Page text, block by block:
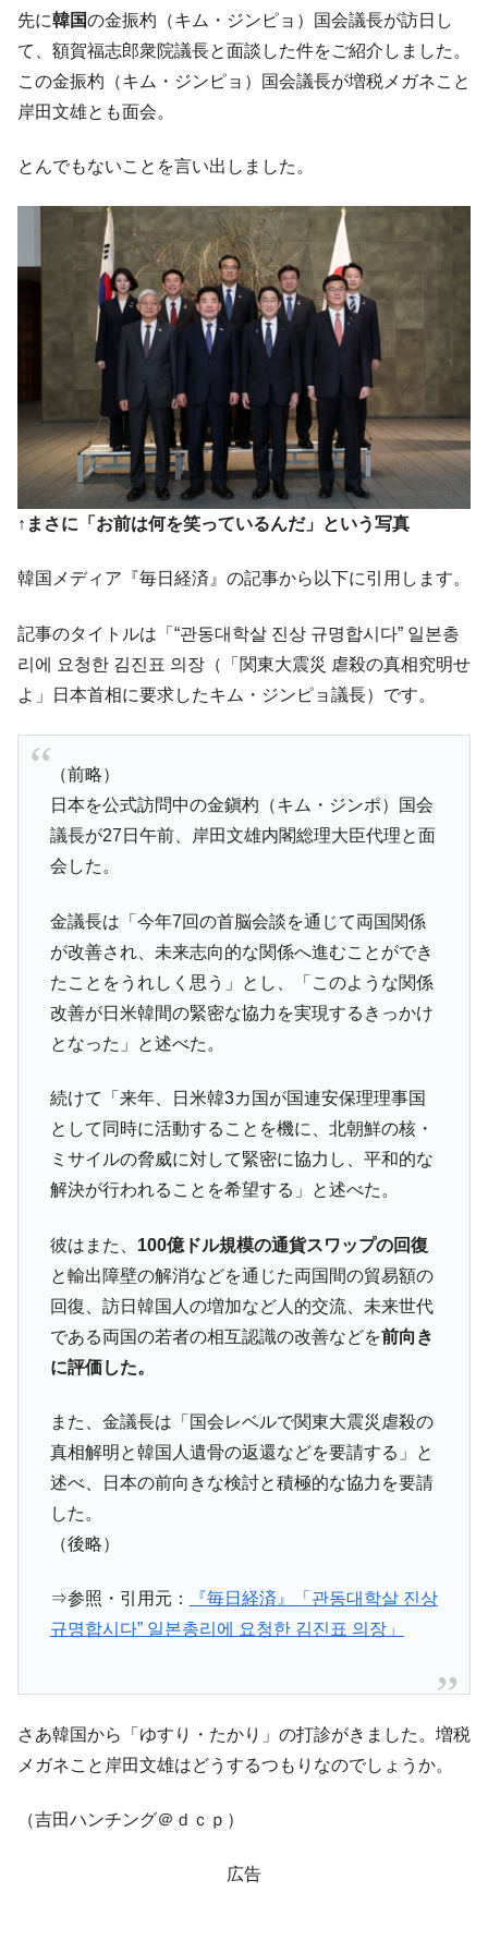
す」⇒「金を経由するドル入手」手段ではないのか？
『Money1』
韓国･外為取引量「1日当たり1,214.4億ド
『Money1』
韓国･帰ってきた李在明。李在明を支持しな
い「50.5％」に上昇
『Money1』
韓国大統領府ボンクラ政策室長が告発され
断
『Money1』
韓国･警察職員が「丸刈りになって抗議活
動」
『Money1』
中国だけが鉄鋼輸出を異常増加させる ⇒ 中
国の過剰生産が世界を蝕む。
『Money1』
韓国製造業「半導体絶好調」のウラで他業
種は全般的「不調」⇒ PSIが示す現況は決して良くない。
『Money1』
【米韓激突案件】韓国消費者院が『クーパ
ン』1人当たり賠償10万ウォンを認定 ⇒ 総額3兆7,000億
『Money1』 韓国で猛暑。南東部では干ばつ
『Money1』
韓国型イージス搭載の次世代駆逐艦
『Money1』
【対日本円】ウォン安が急進！ 日米の協調
『Money1』
韓国政府『BYD』車への補助金を全廃 ⇒ 実
は韓国で『BYD』車は売れている。6カ月で対前年同期比
1.9倍！
く空港に詰めかけ「出て行け！」「極右勢力」のプラカー
ドを掲げる「在韓反米勢力」
『Money1』
韓国政府「2035年までに18.4GW規模のAIデ
ータセンター整備」⇒ だから無理だってば。
『Money1』
『Money1』
韓国『国民年金公団』株価暴落で200兆蒸
発。
『Money1』
韓国政府「ニセＫ-ブランドを通報しようキ
ャンペーン」⇒ あの名物教授も登場！
『Money1』
韓国「橋が落ちました」⇒ 耐久性「なさす
韓国鉄鋼最大手『POSCO』ズブズブ沈む。
営業利益80.2％も減少
『Money1』
米国下院「韓国の公務員個人をターゲット
にぶん殴る法案」提出！⇒ クーパン問題は合衆国企業に対
『Money1』
韓国ボンクラ政策室長･金容範、株価暴落に
他人事のような発言。
『Money1』
韓国半導体『SKハイニックス』2026年2Qの
業績「史上最高益」当期純利益は前年同期比13.4倍に。
『Money1』
韓国･加徳島新国際空港「またも暗礁」の危
日(水)もサイドカー・サーキットブレイカーの二段コンボ
発動！
『Money1』
半分未満しか雇用を生まない
のは政界の責任だ」
『Money1』
韓国「2026年1Q 資金循環統計」面白い結果
借入金が約8兆。信用格付け「ネガティブ」にダウン
Fact1
日本の誇る海洋資源調査船『白嶺』は先進技術の
Fact1
夏の甲子園、優勝校を最も多く輩出している都道
今話題の「楽天ライオンズ」とは？
先に韓国の金振杓（キム・ジンピョ）国会議長が訪日し
て、額賀福志郎衆院議長と面談した件をご紹介しました。
この金振杓（キム・ジンピョ）国会議長が増税メガネこと
岸田文雄とも面会。
とんでもないことを言い出しました。
↑まさに「お前は何を笑っているんだ」という写真
韓国メディア『毎日経済』の記事から以下に引用します。
記事のタイトルは「“관동대학살 진상 규명합시다” 일본총
리에 요청한 김진표 의장（「関東大震災 虐殺の真相究明せ
よ」日本首相に要求したキム・ジンピョ議長）です。
（前略）
日本を公式訪問中の金鎭杓（キム・ジンポ）国会
議長が27日午前、岸田文雄内閣総理大臣代理と面
会した。
金議長は「今年7回の首脳会談を通じて両国関係
が改善され、未来志向的な関係へ進むことができ
たことをうれしく思う」とし、「このような関係
改善が日米韓間の緊密な協力を実現するきっかけ
となった」と述べた。
続けて「来年、日米韓3カ国が国連安保理理事国
として同時に活動することを機に、北朝鮮の核・
ミサイルの脅威に対して緊密に協力し、平和的な
解決が行われることを希望する」と述べた。
彼はまた、 100億ドル規模の通貨スワップの回復
と輸出障壁の解消などを通じた両国間の貿易額の
回復、訪日韓国人の増加など人的交流、未来世代
である両国の若者の相互認識の改善などを前向き
に評価した。
また、金議長は「国会レベルで関東大震災虐殺の
真相解明と韓国人遺骨の返還などを要請する」と
述べ、日本の前向きな検討と積極的な協力を要請
した。
（後略）
⇒参照・引用元：
『毎日経済』「관동대학살 진상
규명합시다” 일본총리에 요청한 김진표 의장」
さあ韓国から「ゆすり・たかり」の打診がきました。増税
メガネこと岸田文雄はどうするつもりなのでしょうか。
（吉田ハンチング＠ｄｃｐ）
広告